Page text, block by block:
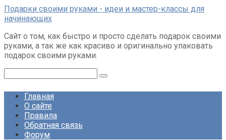
Перейти
к
Подарки своими руками - идеи и мастер-классы для
начинающих
Сайт о том, как быстро и просто сделать подарок своими
руками, а так же как красиво и оригинально упаковать
подарок своими руками.
Главная
О сайте
Правила
Обратная связь
Форум